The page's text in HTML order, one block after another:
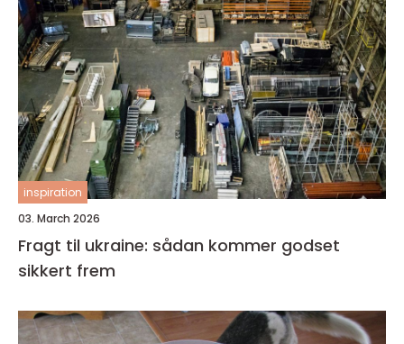
inspiration
03. March 2026
Fragt til ukraine: sådan kommer godset
sikkert frem